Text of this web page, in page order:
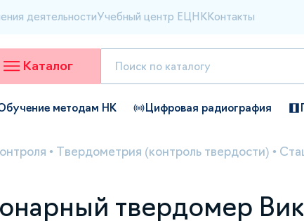
деятельностиУчебный центр ЕЦНК Контакты
Каталог
методам НК Цифровая радиография
• Твердометрия (контроль твердости) •
твердомер